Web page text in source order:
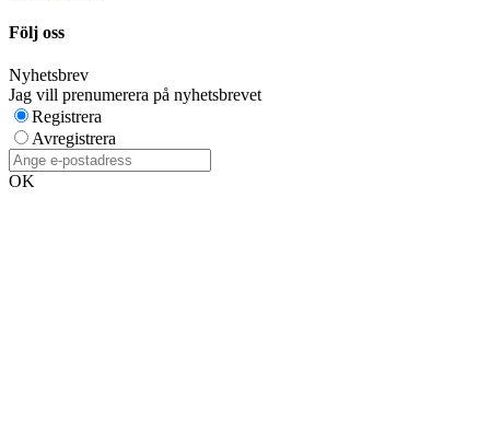
Följ oss
Nyhetsbrev
Jag vill prenumerera på nyhetsbrevet
Registrera
Avregistrera
OK